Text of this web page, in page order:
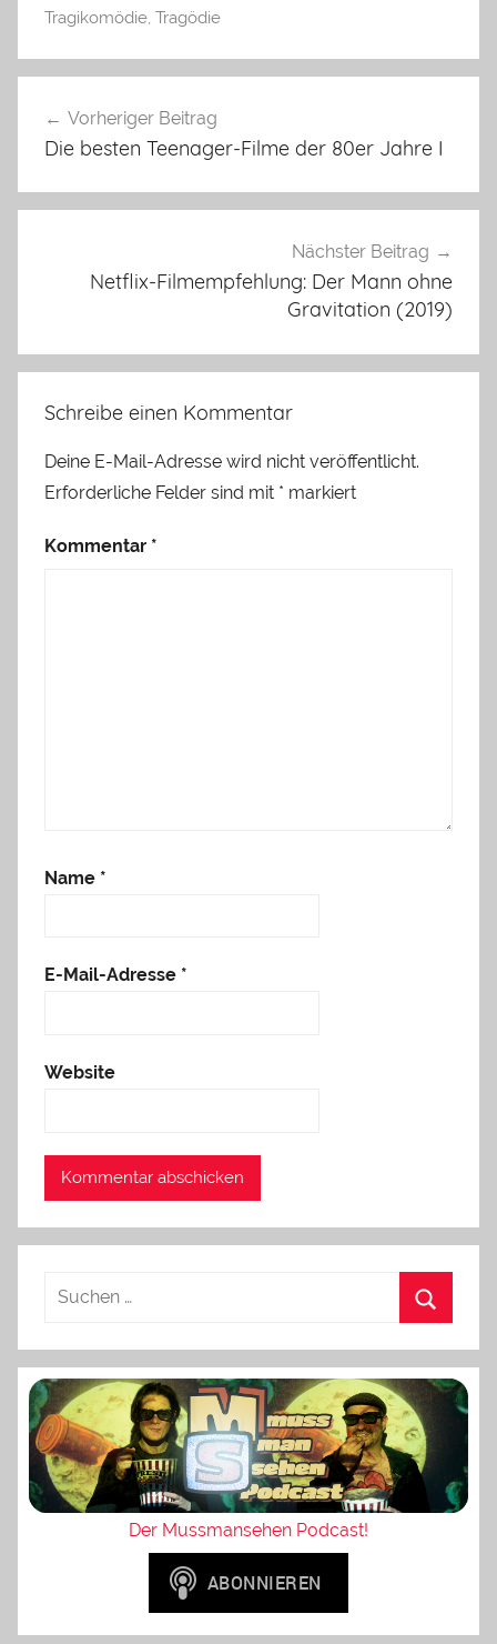
Tragikomödie Tragödie
Vorheriger Beitrag
Die besten Teenager-Filme der 80er Jahre I
Nächster Beitrag
Netflix-Filmempfehlung: Der Mann ohne
Gravitation (2019)
Schreibe einen Kommentar
Deine E-Mail-Adresse wird nicht veröffentlicht.
Erforderliche Felder sind mit * markiert
Kommentar *
Name *
E-Mail-Adresse *
Website
Der Mussmansehen Podcast!